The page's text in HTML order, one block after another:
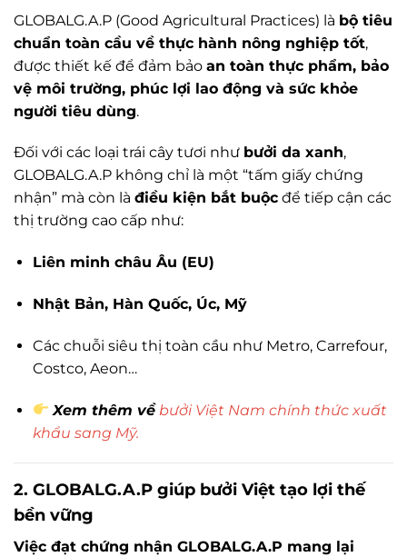
GLOBALG.A.P (Good Agricultural Practices) là bộ tiêu
chuẩn toàn cầu về thực hành nông nghiệp tốt,
được thiết kế để đảm bảo an toàn thực phẩm, bảo
vệ môi trường, phúc lợi lao động và sức khỏe
người tiêu dùng.
Đối với các loại trái cây tươi như bưởi da xanh,
GLOBALG.A.P không chỉ là một “tấm giấy chứng
nhận” mà còn là điều kiện bắt buộc để tiếp cận các
thị trường cao cấp như:
Liên minh châu Âu (EU)
Nhật Bản, Hàn Quốc, Úc, Mỹ
Các chuỗi siêu thị toàn cầu như Metro, Carrefour,
Costco, Aeon…
Xem thêm về bưởi Việt Nam chính thức xuất
khẩu sang Mỹ.
2. GLOBALG.A.P giúp bưởi Việt tạo lợi thế
bền vững
Việc đạt chứng nhận GLOBALG.A.P mang lại